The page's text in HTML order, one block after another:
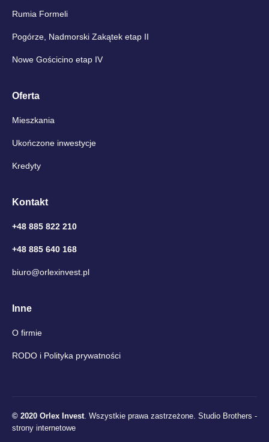
Rumia Formeli
Pogórze, Nadmorski Zakątek etap II
Nowe Gościcino etap IV
Oferta
Mieszkania
Ukończone inwestycje
Kredyty
Kontakt
+48 885 822 210
+48 885 640 168
biuro@orlexinvest.pl
Inne
O firmie
RODO i Polityka prywatności
© 2020 Orlex Invest . Wszystkie prawa zastrzeżone. Studio Brothers -
strony internetowe